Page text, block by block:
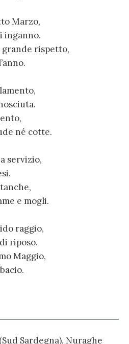
Marzo,
inganno.
grande rispetto,
né cotte.
servizio,
e mogli.
raggio,
riposo.
Maggio,
Sardegna), Nuraghe